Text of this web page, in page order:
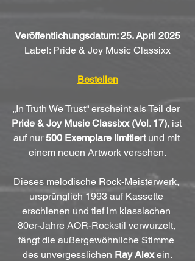
Veröffentlichungsdatum: 25. April 2025
Label: Pride & Joy Music Classixx
Bestellen
„In Truth We Trust“ erscheint als Teil der
Pride & Joy Music Classixx (Vol. 17), ist
auf nur 500 Exemplare limitiert und mit
einem neuen Artwork versehen.
Dieses melodische Rock-Meisterwerk,
ursprünglich 1993 auf Kassette
erschienen und tief im klassischen
80er-Jahre AOR-Rockstil verwurzelt,
fängt die außergewöhnliche Stimme
des unvergesslichen Ray Alex ein.